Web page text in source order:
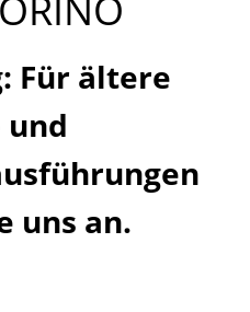
Für ältere
und
uns an.